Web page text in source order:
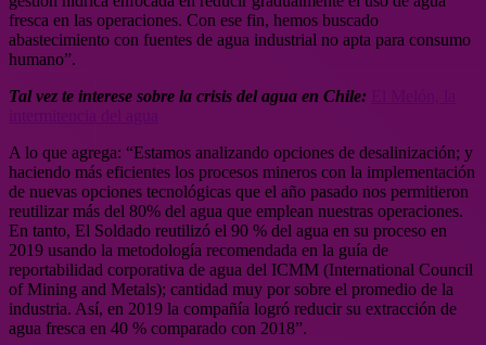
fresca en las operaciones. Con ese fin, hemos buscado
abastecimiento con fuentes de agua industrial no apta para consumo
humano”.
Tal vez te interese sobre la crisis del agua en Chile:
A lo que agrega: “Estamos analizando opciones de desalinización; y
haciendo más eficientes los procesos mineros con la implementación
de nuevas opciones tecnológicas que el año pasado nos permitieron
reutilizar más del 80% del agua que emplean nuestras operaciones.
En tanto, El Soldado reutilizó el 90 % del agua en su proceso en
2019 usando la metodología recomendada en la guía de
reportabilidad corporativa de agua del ICMM (International Council
of Mining and Metals); cantidad muy por sobre el promedio de la
industria. Así, en 2019 la compañía logró reducir su extracción de
agua fresca en 40 % comparado con 2018”.